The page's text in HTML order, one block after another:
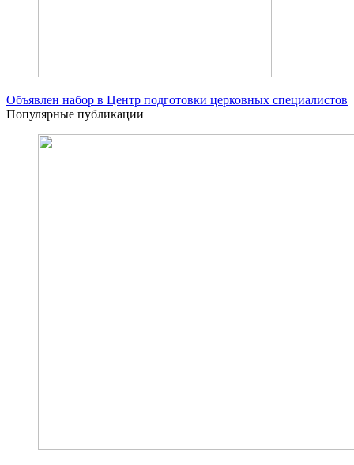
Объявлен набор в Центр подготовки церковных специалистов
Популярные публикации